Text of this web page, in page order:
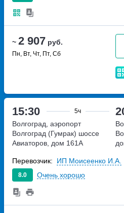
~ 2 907 руб.
Пн, Вт, Чт, Пт, Сб
15:30 5ч
Волгоград, аэропорт
Волгоград (Гумрак) шоссе
Авиаторов, дом 161А
8.0 Очень хорошо
Перевозчик: ИП Моисеенко И.А.